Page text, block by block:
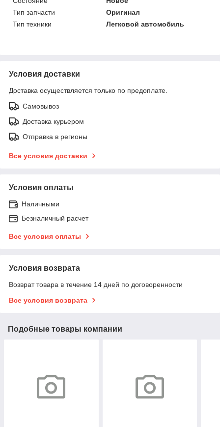
Тип запчасти
Оригинал
Тип техники
Легковой автомобиль
Условия доставки
Доставка осуществляется только по предоплате.
Самовывоз
Доставка курьером
Отправка в регионы
Все условия доставки
Условия оплаты
Наличными
Безналичный расчет
Все условия оплаты
Условия возврата
Возврат товара в течение 14 дней по договоренности
Все условия возврата
Подобные товары компании